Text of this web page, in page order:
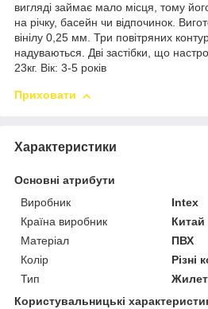
вигляді займає мало місця, тому
на річку, басейн чи відпочинок.
вінілу 0,25 мм. Три повітряних
надуваються. Дві застібки, що
23кг. Вік: 3-5 років
Приховати
Характеристики
Основні атрибути
Виробник
Intex
Країна виробник
Китай
Матеріал
ПВХ
Колір
Різні
Тип
Жилет
Користувальницькі